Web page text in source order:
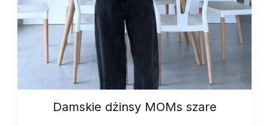
Damskie dżinsy MOMs szare